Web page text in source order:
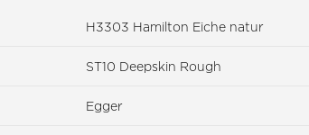
H3303 Hamilton Eiche natur
ST10 Deepskin Rough
Egger